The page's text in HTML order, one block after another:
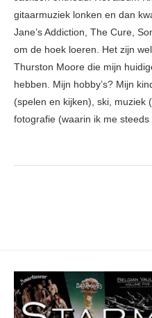
gitaarmuziek lonken en dan
Jane’s Addiction, The Cure,
om de hoek loeren. Het zijn
Thurston Moore die mijn
hebben. Mijn hobby’s? Mijn
(spelen en kijken), ski, muziek
fotografie (waarin ik me